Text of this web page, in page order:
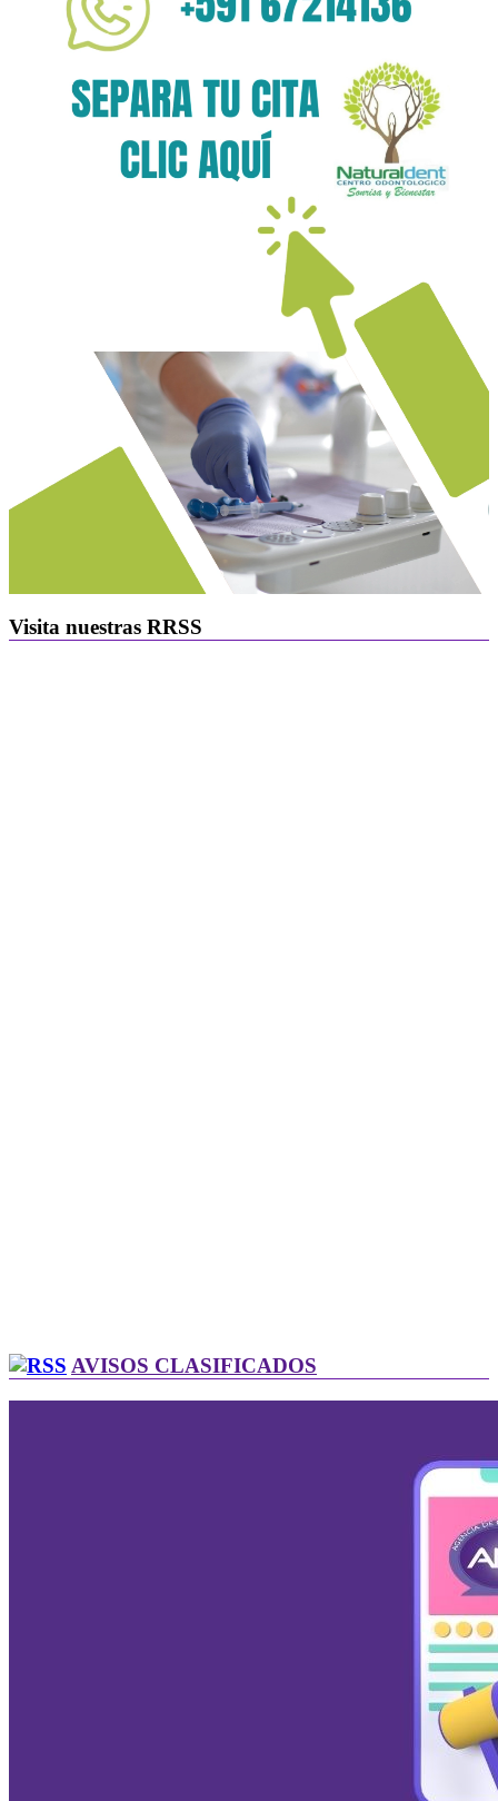
Visita nuestras RRSS
AVISOS CLASIFICADOS